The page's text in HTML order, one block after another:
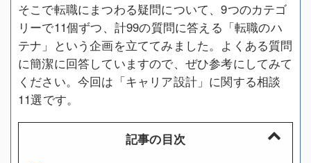
そこで転職にまつわる疑問について、9つのカテゴ
リーで11個ずつ、計99の質問に答える「転職のハ
テナ」という企画を立ててみました。よくある質問
に簡潔に回答していますので、ぜひ参考にしてみて
ください。今回は「キャリア設計」に関する相談
11選です。
記事の目次